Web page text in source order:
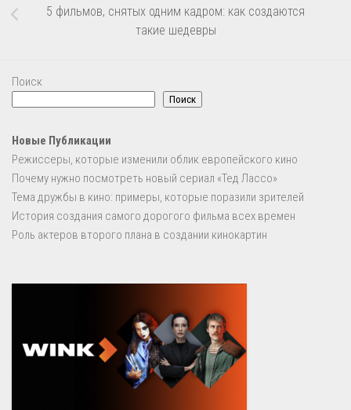
5 фильмов, снятых одним кадром: как создаются
такие шедевры
Поиск
Поиск
Новые Публикации
Режиссеры, которые изменили облик европейского кино
Почему нужно посмотреть новый сериал «Тед Лассо»
Тема дружбы в кино: примеры, которые поразили зрителей
История создания самого дорогого фильма всех времен
Роль актеров второго плана в создании кинокартин